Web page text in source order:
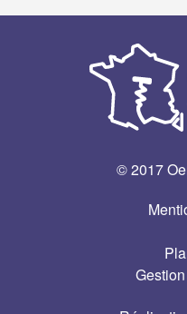
© 2017